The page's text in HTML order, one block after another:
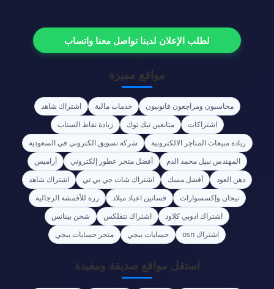
لطلب الإعلان لدينا تواصل معنا واتساب
مواقع مميزة
محاسبون ومراجعون قانونيون خدمات مالية
اشتراك شاهد
اشتراكات
متابعين تيك توك
زيادة نقاط السناب
زيادة مبيعات المتاجر الالكترونية
شركة تسويق الكتروني في السعودية
المهندس نبيل محمد الدم
أفضل متجر عطور إلكتروني
أراميس
دهن العود
أفضل مسك اشتراك شات جي بي تي
اشتراك شاهد
تيجان وإكسسوارات
فساتين اعياد ميلاد
رزة للأقمشة الرجالية
اشتراك ادوبي كلاود
اشتراك نتفلكس
شحن بينانس
اشتراك osn
حسابات ببجي متجر حسابات ببجي
استقل مواقع صديقة ومفيدة